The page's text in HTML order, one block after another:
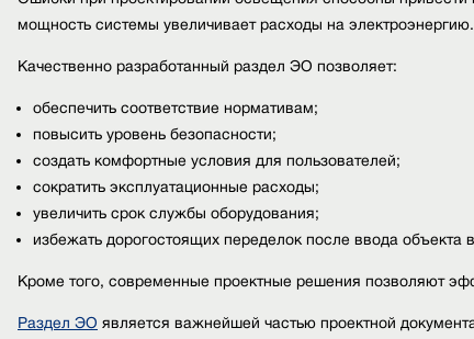
мощность системы увеличивает расходы на электроэнергию.
Качественно разработанный раздел ЭО позволяет:
обеспечить соответствие нормативам;
повысить уровень безопасности;
создать комфортные условия для пользователей;
сократить эксплуатационные расходы;
увеличить срок службы оборудования;
избежать дорогостоящих переделок после ввода объекта
Кроме того, современные проектные решения позволяют
Раздел ЭО является важнейшей частью проектной